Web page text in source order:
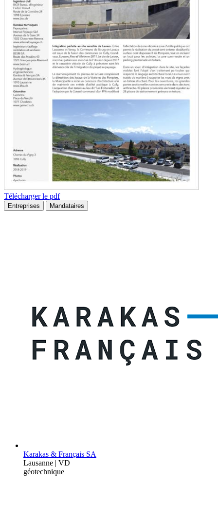
Télécharger le pdf
Entreprises Mandataires
Karakas & Français SA
Lausanne | VD
géotechnique